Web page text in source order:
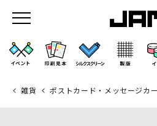
雑貨 ポストカード・メッセージカ